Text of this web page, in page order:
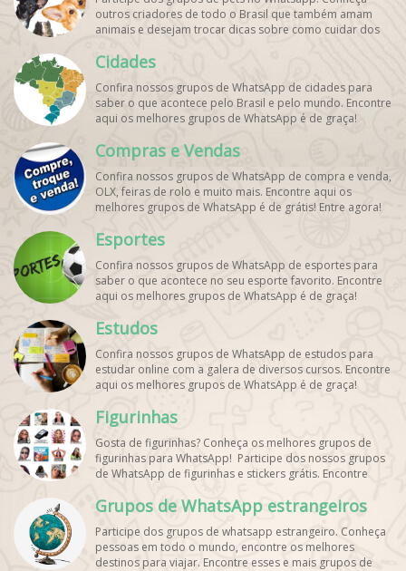
outros criadores de todo o Brasil que também amam
animais e desejam trocar dicas sobre como cuidar dos
graça!
Cidades
Confira nossos grupos de WhatsApp de cidades para
saber o que acontece pelo Brasil e pelo mundo. Encontre
aqui os melhores grupos de WhatsApp é de graça!
Compras e Vendas
Confira nossos grupos de WhatsApp de compra e venda,
OLX, feiras de rolo e muito mais. Encontre aqui os
melhores grupos de WhatsApp é de grátis! Entre agora!
Esportes
Confira nossos grupos de WhatsApp de esportes para
saber o que acontece no seu esporte favorito. Encontre
aqui os melhores grupos de WhatsApp é de graça!
Estudos
Confira nossos grupos de WhatsApp de estudos para
estudar online com a galera de diversos cursos. Encontre
aqui os melhores grupos de WhatsApp é de graça!
Figurinhas
Gosta de figurinhas? Conheça os melhores grupos de
figurinhas para WhatsApp! Participe dos nossos grupos
de WhatsApp de figurinhas e stickers grátis. Encontre
perfil!
Grupos de WhatsApp estrangeiros
Participe dos grupos de whatsapp estrangeiro. Conheça
pessoas em todo o mundo, encontre os melhores
destinos para viajar. Encontre esses e mais grupos de